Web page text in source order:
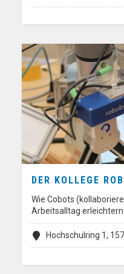
DER KOLLEGE
Wie Cobots
Arbeitsalltag erleichtern
Hochschulring 1,